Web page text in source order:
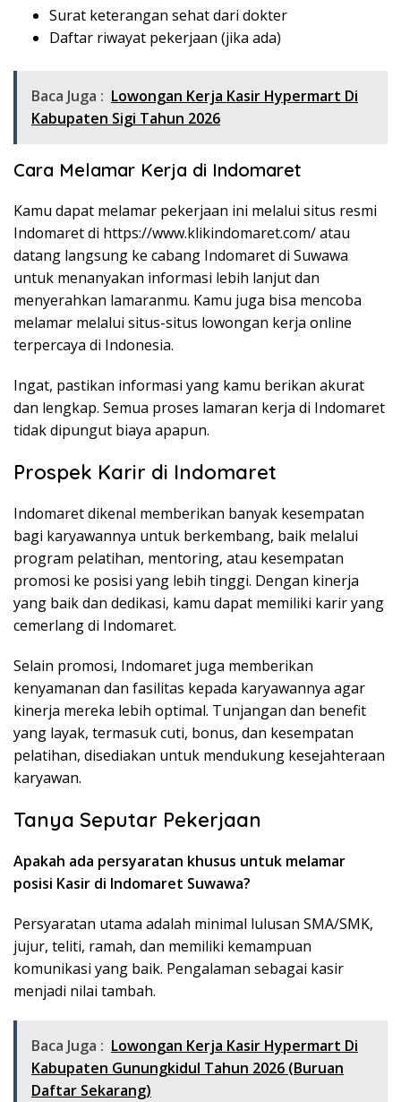
Surat keterangan sehat dari dokter
Daftar riwayat pekerjaan (jika ada)
Baca Juga : Lowongan Kerja Kasir Hypermart Di
Kabupaten Sigi Tahun 2026
Cara Melamar Kerja di Indomaret
Kamu dapat melamar pekerjaan ini melalui situs resmi
Indomaret di https://www.klikindomaret.com/atau
datang langsung ke cabang Indomaret di Suwawa
untuk menanyakan informasi lebih lanjut dan
menyerahkan lamaranmu. Kamu juga bisa mencoba
melamar melalui situs-situs lowongan kerja online
terpercaya di Indonesia.
Ingat, pastikan informasi yang kamu berikan akurat
dan lengkap. Semua proses lamaran kerja di Indomaret
tidak dipungut biaya apapun.
Prospek Karir di Indomaret
Indomaret dikenal memberikan banyak kesempatan
bagi karyawannya untuk berkembang, baik melalui
program pelatihan, mentoring, atau kesempatan
promosi ke posisi yang lebih tinggi. Dengan kinerja
yang baik dan dedikasi, kamu dapat memiliki karir yang
cemerlang di Indomaret.
Selain promosi, Indomaret juga memberikan
kenyamanan dan fasilitas kepada karyawannya agar
kinerja mereka lebih optimal. Tunjangan dan benefit
yang layak, termasuk cuti, bonus, dan kesempatan
pelatihan, disediakan untuk mendukung kesejahteraan
karyawan.
Tanya Seputar Pekerjaan
Apakah ada persyaratan khusus untuk melamar
posisi Kasir di Indomaret Suwawa?
Persyaratan utama adalah minimal lulusan SMA/SMK,
jujur, teliti, ramah, dan memiliki kemampuan
komunikasi yang baik. Pengalaman sebagai kasir
menjadi nilai tambah.
Baca Juga : Lowongan Kerja Kasir Hypermart Di
Kabupaten Gunungkidul Tahun 2026 (Buruan
Daftar Sekarang)